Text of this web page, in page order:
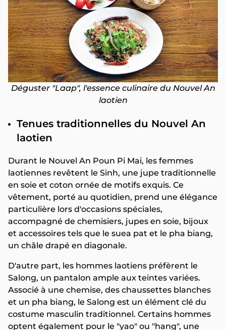
Déguster "Laap", l'essence culinaire du Nouvel An
laotien
Tenues traditionnelles du Nouvel An
laotien
Durant le Nouvel An Poun Pi Mai, les femmes
laotiennes revêtent le Sinh, une jupe traditionnelle
en soie et coton ornée de motifs exquis. Ce
vêtement, porté au quotidien, prend une élégance
particulière lors d'occasions spéciales,
accompagné de chemisiers, jupes en soie, bijoux
et accessoires tels que le suea pat et le pha biang,
un châle drapé en diagonale.
D'autre part, les hommes laotiens préfèrent le
Salong, un pantalon ample aux teintes variées.
Associé à une chemise, des chaussettes blanches
et un pha biang, le Salong est un élément clé du
costume masculin traditionnel. Certains hommes
optent également pour le "yao" ou "hang", une